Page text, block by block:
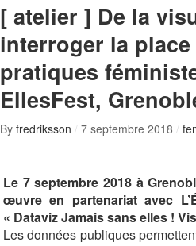
[ atelier ] De la
interroger la
pratiques
EllesFest,
By fredriksson / 7 septembre 2018 /
Le 7 septembre 2018 à
œuvre en partenariat avec
« Dataviz Jamais sans elles !
Les données publiques